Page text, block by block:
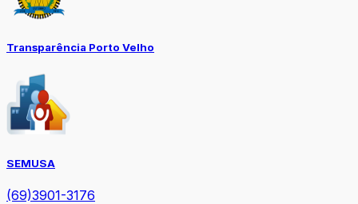
Transparência Porto Velho
SEMUSA
(69)3901-3176